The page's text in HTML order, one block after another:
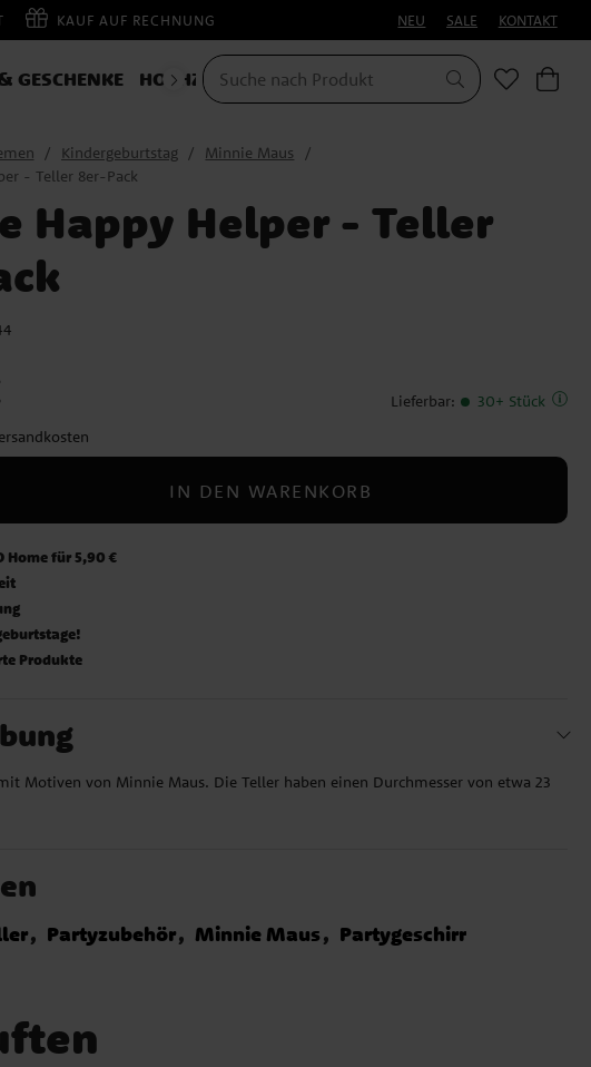
KAUF AUF RECHNUNG NEU SALE KONTAKT
GESCHENKE HOCHZEIT KOSTÜME HALLOWEEN
Kindergeburtstag
Minnie Maus
- Teller 8er-Pack
Happy Helper - Teller
Lieferbar: 30+ Stück
IN DEN WARENKORB
Home für 5,90 €
Produkte
Motiven von Minnie Maus. Die Teller haben einen Durchmesser von etwa 23
Partyzubehör Minnie Maus Partygeschirr